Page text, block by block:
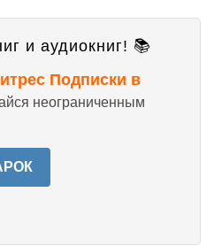
и аудиокниг! 📚
Подписки в
неограниченным